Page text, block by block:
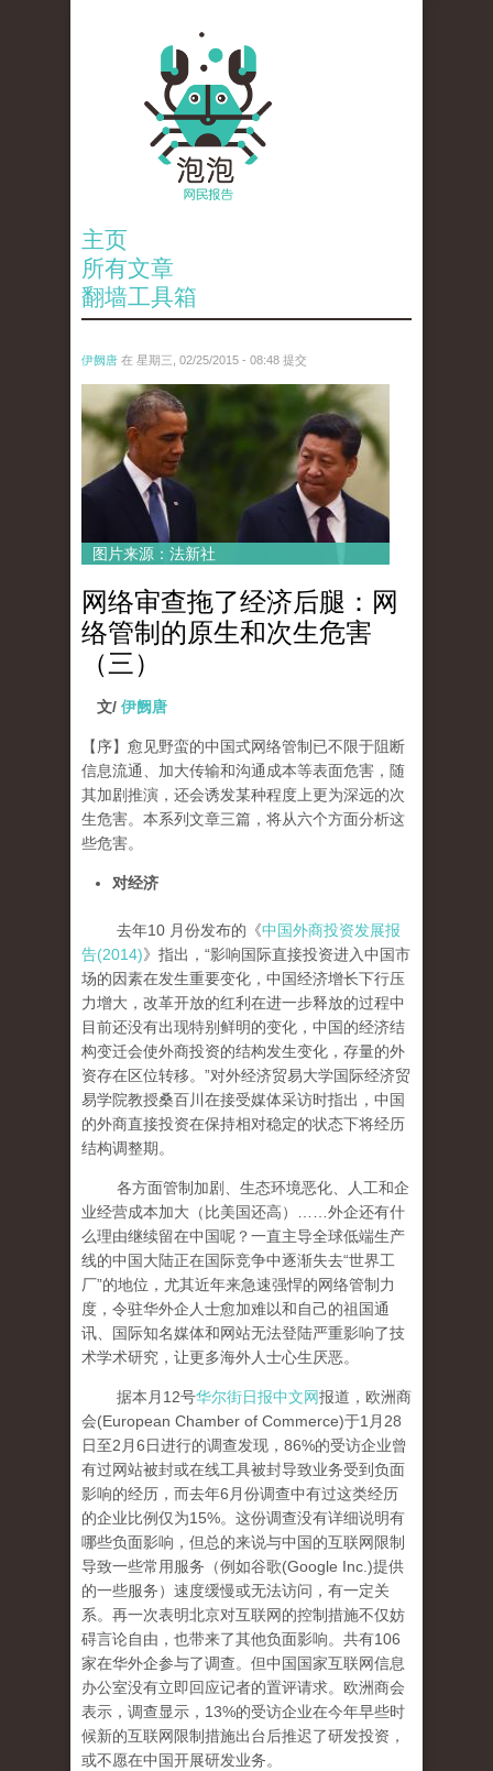
主页
所有文章
翻墙工具箱
伊阙唐 在 星期三, 02/25/2015 - 08:48 提交
guo_ji_xing_xiang_.jpg
图片来源：法新社
网络审查拖了经济后腿：网
络管制的原生和次生危害
（三）
文/ 伊阙唐
【序】愈见野蛮的中国式网络管制已不限于阻断
信息流通、加大传输和沟通成本等表面危害，随
其加剧推演，还会诱发某种程度上更为深远的次
生危害。本系列文章三篇，将从六个方面分析这
些危害。
对经济
去年10 月份发布的《中国外商投资发展报
告(2014)》指出，“影响国际直接投资进入中国市
场的因素在发生重要变化，中国经济增长下行压
力增大，改革开放的红利在进一步释放的过程中
目前还没有出现特别鲜明的变化，中国的经济结
构变迁会使外商投资的结构发生变化，存量的外
资存在区位转移。”对外经济贸易大学国际经济贸
易学院教授桑百川在接受媒体采访时指出，中国
的外商直接投资在保持相对稳定的状态下将经历
结构调整期。
各方面管制加剧、生态环境恶化、人工和企
业经营成本加大（比美国还高）……外企还有什
么理由继续留在中国呢？一直主导全球低端生产
线的中国大陆正在国际竞争中逐渐失去“世界工
厂”的地位，尤其近年来急速强悍的网络管制力
度，令驻华外企人士愈加难以和自己的祖国通
讯、国际知名媒体和网站无法登陆严重影响了技
术学术研究，让更多海外人士心生厌恶。
据本月12号华尔街日报中文网报道，欧洲商
会(European Chamber of Commerce)于1月28
日至2月6日进行的调查发现，86%的受访企业曾
有过网站被封或在线工具被封导致业务受到负面
影响的经历，而去年6月份调查中有过这类经历
的企业比例仅为15%。这份调查没有详细说明有
哪些负面影响，但总的来说与中国的互联网限制
导致一些常用服务（例如谷歌(Google Inc.)提供
的一些服务）速度缓慢或无法访问，有一定关
系。再一次表明北京对互联网的控制措施不仅妨
碍言论自由，也带来了其他负面影响。共有106
家在华外企参与了调查。但中国国家互联网信息
办公室没有立即回应记者的置评请求。欧洲商会
表示，调查显示，13%的受访企业在今年早些时
候新的互联网限制措施出台后推迟了研发投资，
或不愿在中国开展研发业务。